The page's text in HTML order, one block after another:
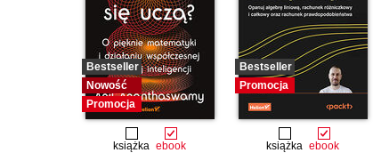
Bestseller
Nowość
Promocja
książka ebook
Bestseller
Promocja
książka ebook